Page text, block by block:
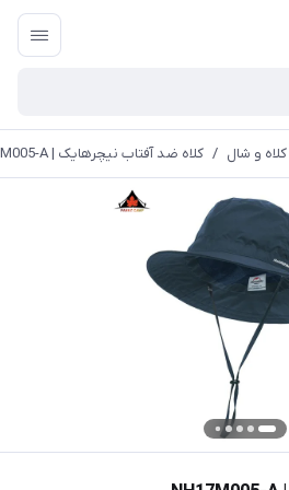
کلاه و شال / کلاه ضد آفتاب نیچرهایک | NH17M005-A